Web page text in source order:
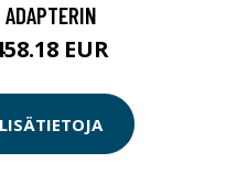
ADAPTERIN
EUR
LISÄTIETOJA